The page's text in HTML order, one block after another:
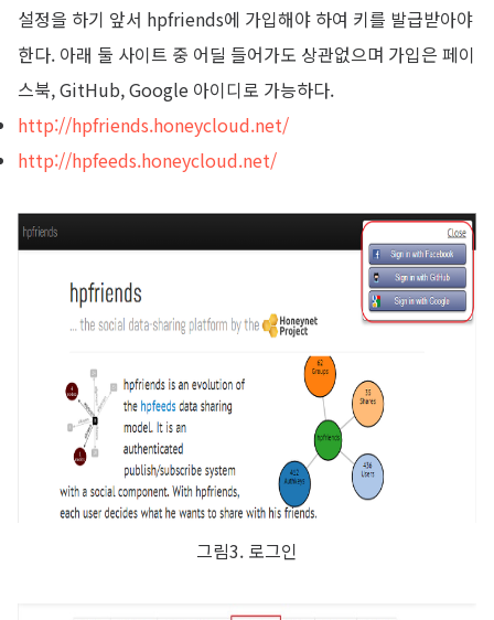
설정을 하기 앞서 hpfriends에 가입해야 하여 키를 발급받아야
한다. 아래 둘 사이트 중 어딜 들어가도 상관없으며 가입은 페이
스북, GitHub, Google 아이디로 가능하다.
http://hpfriends.honeycloud.net/
http://hpfeeds.honeycloud.net/
그림3. 로그인